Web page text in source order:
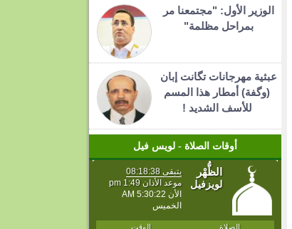
الوزير الأول: "مجتمعنا مر
بمراحل مظلمة"
عبثية مهرجانات تگانت إبان
(وگفة) أمطار هذا المسم
للأسف الشديد !
أوقات الصلاة - لويس فيل